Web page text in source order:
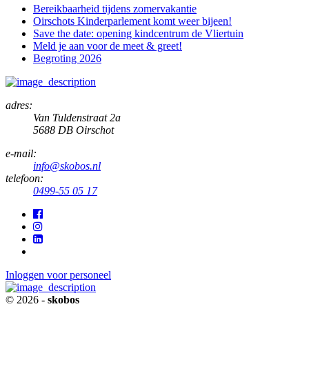
Bereikbaarheid tijdens zomervakantie
Oirschots Kinderparlement komt weer bijeen!
Save the date: opening kindcentrum de Vliertuin
Meld je aan voor de meet & greet!
Begroting 2026
adres:
Van Tuldenstraat 2a
5688 DB Oirschot
e-mail:
info@skobos.nl
telefoon:
0499-55 05 17
Inloggen voor personeel
© 2026 - skobos